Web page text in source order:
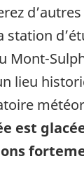
station
Mont-
lieu
est